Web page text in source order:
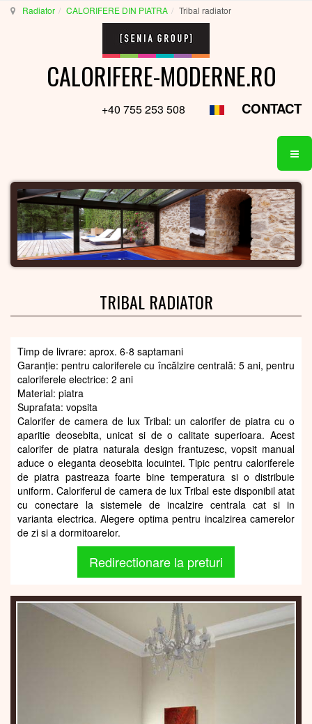
Radiator CALORIFERE DIN PIATRA Tribal radiator
CALORIFERE-MODERNE.RO
+40 755 253 508 CONTACT
TRIBAL RADIATOR
Timp de livrare: aprox. 6-8 saptamani
Garanție: pentru caloriferele cu încălzire centrală: 5 ani, pentru
caloriferele electrice: 2 ani
Material: piatra
Suprafata: vopsita
Calorifer de camera de lux Tribal: un calorifer de piatra cu o
aparitie deosebita, unicat si de o calitate superioara. Acest
calorifer de piatra naturala design frantuzesc, vopsit manual
aduce o eleganta deosebita locuintei. Tipic pentru caloriferele
de piatra pastreaza foarte bine temperatura si o distribuie
uniform. Caloriferul de camera de lux Tribal este disponibil atat
cu conectare la sistemele de incalzire centrala cat si in
varianta electrica. Alegere optima pentru incalzirea camerelor
de zi si a dormitoarelor.
Redirectionare la preturi